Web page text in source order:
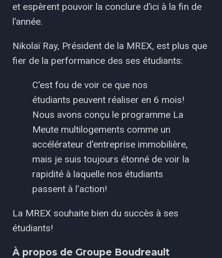
et espèrent pouvoir la conclure d’ici à la fin de
l’année.
Nikolaï Ray, Président de la MREX, est plus que
fier de la performance des ses étudiants:
C'est fou de voir ce que nos
étudiants peuvent réaliser en 6 mois!
Nous avons conçu le programme La
Meute multilogements comme un
accélérateur d'entreprise immobilière,
mais je suis toujours étonné de voir la
rapidité à laquelle nos étudiants
passent à l'action!
La MREX souhaite bien du succès à ses
étudiants!
À propos de Groupe Boudreault